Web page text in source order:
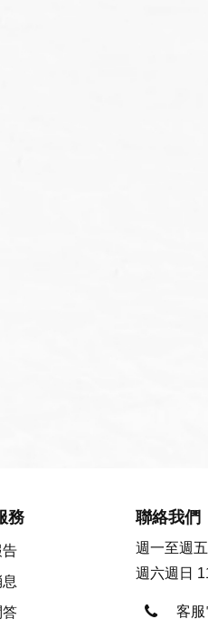
務 聯絡我們
週一至週
週六週日
客服